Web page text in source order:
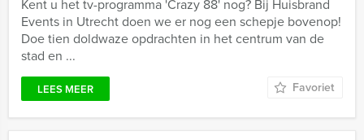
Kent u het tv-programma 'Crazy 88' nog? Bij Huisbrand
Events in Utrecht doen we er nog een schepje bovenop!
Doe tien doldwaze opdrachten in het centrum van de
stad en ...
LEES MEER Favoriet